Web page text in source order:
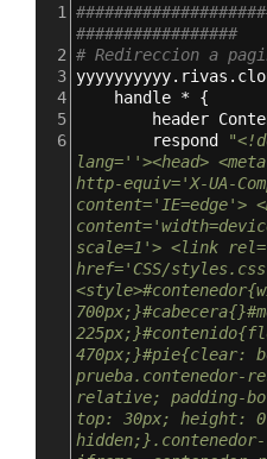
1
#################
2
3
4
handle * {
5
header
6
respond
lang=''><head>
http-equiv='X-UA-
content='IE=edge'>
scale=1'> <link
href='CSS/
470px;}#pie{clear:
prueba.contenedor-
relative; padding-
top: 30px; height: